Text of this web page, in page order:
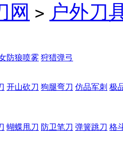
网 > 户外刀
防狼喷雾 狩猎弹弓
开山砍刀 狗腿弯刀 仿品军刺 极
蝴蝶甩刀 防卫笔刀 弹簧跳刀 格